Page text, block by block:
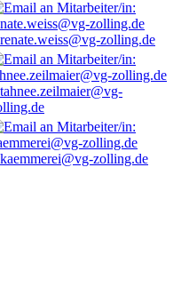
renate.weiss@vg-zolling.de
tahnee.zeilmaier@vg-
kaemmerei@vg-zolling.de